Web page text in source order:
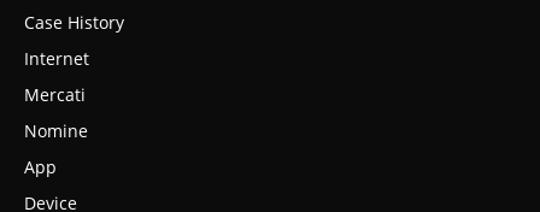
Case History
Internet
Mercati
Nomine
App
Device